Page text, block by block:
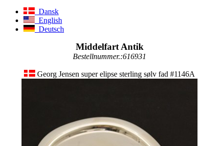
Dansk
English
Deutsch
Middelfart Antik
Bestellnummer.:616931
Georg Jensen super elipse sterling sølv fad #1146A